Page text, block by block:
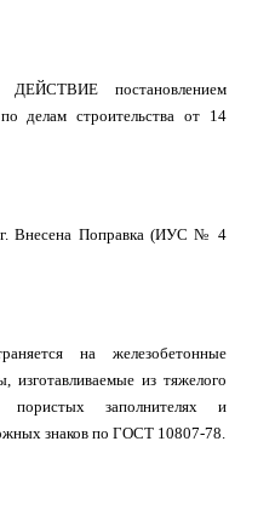
постановлением
делам строительства от 14
Внесена Поправка (ИУС № 4
на железобетонные
изготавливаемые из тяжелого
заполнителях и
знаков по ГОСТ 10807-78.